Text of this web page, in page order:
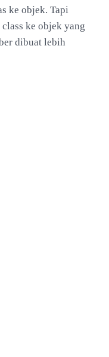
ke objek. Tapi
ke objek yang
dibuat lebih